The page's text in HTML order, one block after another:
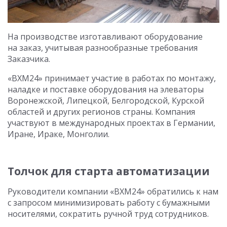
На производстве изготавливают оборудование
на заказ, учитывая разнообразные требования
Заказчика.
«ВХМ24» принимает участие в работах по монтажу,
наладке и поставке оборудования на элеваторы
Воронежской, Липецкой, Белгородской, Курской
областей и других регионов страны. Компания
участвуют в международных проектах в Германии,
Иране, Ираке, Монголии.
Толчок для старта автоматизации
Руководители компании «ВХМ24» обратились к нам
с запросом минимизировать работу с бумажными
носителями, сократить ручной труд сотрудников.